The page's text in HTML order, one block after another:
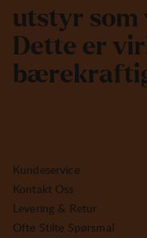
utstyr som
Dette er vir
bære krafti
Kundeservice
Kontakt Oss
Levering & Retur
Ofte Stilte Spørsmal